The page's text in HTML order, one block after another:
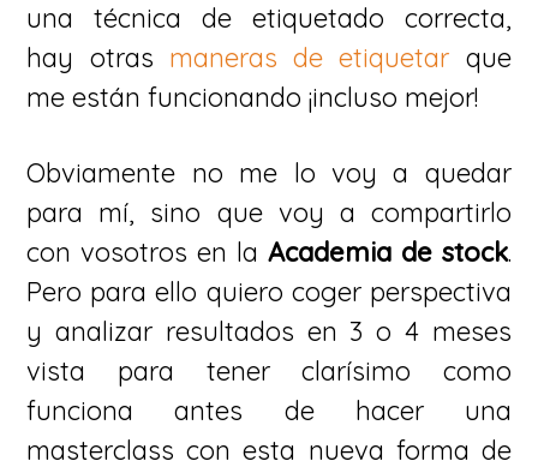
una técnica de etiquetado correcta,
hay otras maneras de etiquetar que
me están funcionando ¡incluso mejor!
Obviamente no me lo voy a quedar
para mí, sino que voy a compartirlo
con vosotros en la Academia de stock.
Pero para ello quiero coger perspectiva
y analizar resultados en 3 o 4 meses
vista para tener clarísimo como
funciona antes de hacer una
masterclass con esta nueva forma de